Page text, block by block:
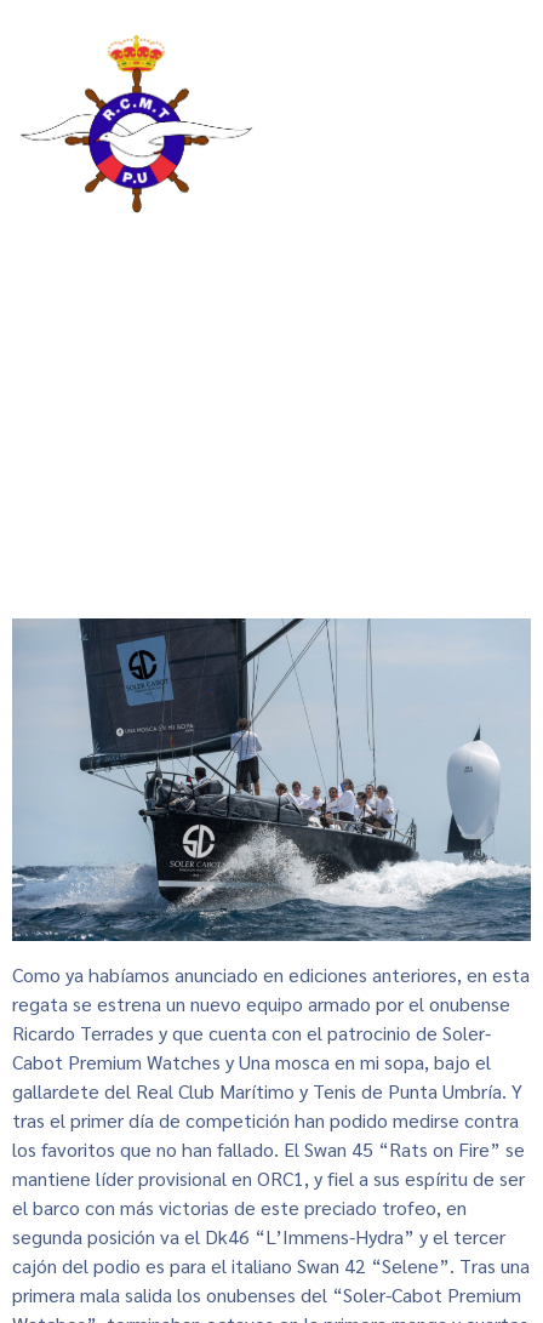
Discreto estreno de los
onubenses en el Conde Godó
Como ya habíamos anunciado en ediciones anteriores, en esta
regata se estrena un nuevo equipo armado por el onubense
Ricardo Terrades y que cuenta con el patrocinio de Soler-
Cabot Premium Watches y Una mosca en mi sopa, bajo el
gallardete del Real Club Marítimo y Tenis de Punta Umbría. Y
tras el primer día de competición han podido medirse contra
los favoritos que no han fallado. El Swan 45 “Rats on Fire” se
mantiene líder provisional en ORC1, y fiel a sus espíritu de ser
el barco con más victorias de este preciado trofeo, en
segunda posición va el Dk46 “L’Immens-Hydra” y el tercer
cajón del podio es para el italiano Swan 42 “Selene”. Tras una
primera mala salida los onubenses del “Soler-Cabot Premium